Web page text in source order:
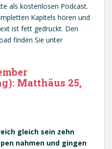
als kostenlosen Podcast.
Kapitels hören und
ist fett gedruckt. Den
finden Sie unter
Matthäus 25,
gleich sein zehn
nahmen und gingen